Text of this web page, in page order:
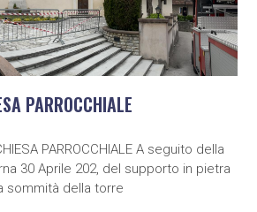
PARROCCHIALE
PARROCCHIALE A seguito della
30 Aprile 202, del supporto in pietra
sommità della torre